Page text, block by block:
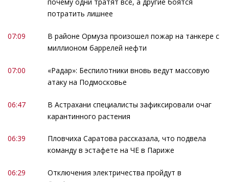
потратить лишнее
07:09
В районе Ормуза произошел пожар на танкере с
миллионом баррелей нефти
07:00
«Радар»: Беспилотники вновь ведут массовую
атаку на Подмосковье
06:47
В Астрахани специалисты зафиксировали очаг
карантинного растения
06:39
Пловчиха Саратова рассказала, что подвела
команду в эстафете на ЧЕ в Париже
06:29
Отключения электричества пройдут в